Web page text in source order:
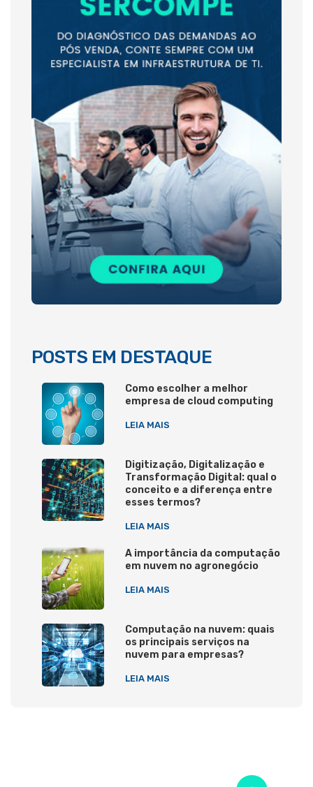
POSTS EM DESTAQUE
Como escolher a melhor
empresa de cloud computing
LEIA MAIS
Digitização, Digitalização e
Transformação Digital: qual o
conceito e a diferença entre
esses termos?
LEIA MAIS
A importância da computação
em nuvem no agronegócio
LEIA MAIS
Computação na nuvem: quais
os principais serviços na
nuvem para empresas?
LEIA MAIS